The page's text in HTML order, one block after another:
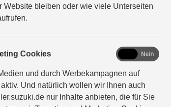
Website bleiben oder wie viele Unterseiten
Cookies
und durch Werbekampagnen auf
Und natürlich wollen wir Ihnen auch
nur Inhalte anbieten, die für Sie
marketing
Nein